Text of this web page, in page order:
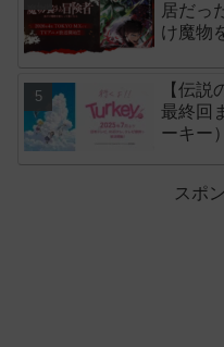
居だっ
け魔物
【伝
最終回
ーキー
スポ